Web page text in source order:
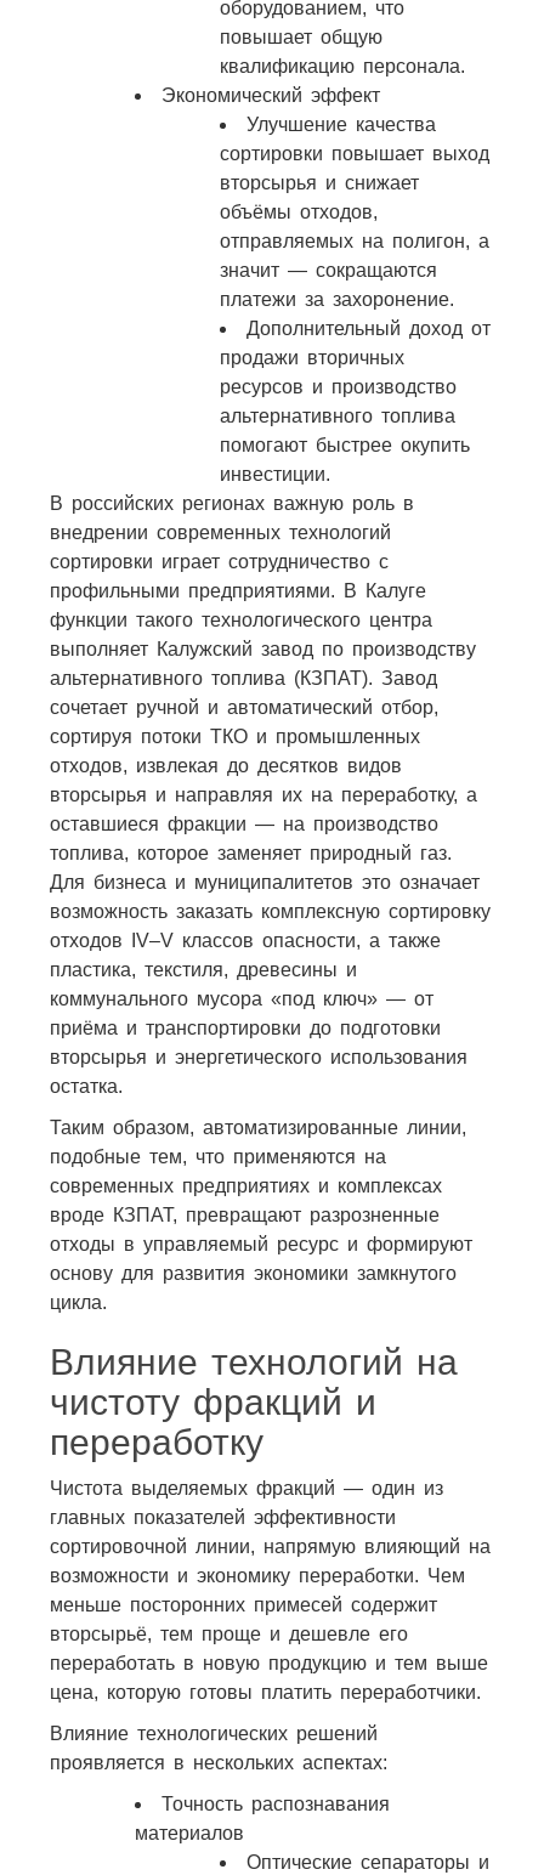
оборудованием, что
повышает общую
квалификацию персонала.
Экономический эффект
Улучшение качества
сортировки повышает выход
вторсырья и снижает
объёмы отходов,
отправляемых на полигон, а
значит — сокращаются
платежи за захоронение.
Дополнительный доход от
продажи вторичных
ресурсов и производство
альтернативного топлива
помогают быстрее окупить
инвестиции.
В российских регионах важную роль в
внедрении современных технологий
сортировки играет сотрудничество с
профильными предприятиями. В Калуге
функции такого технологического центра
выполняет Калужский завод по производству
альтернативного топлива (КЗПАТ). Завод
сочетает ручной и автоматический отбор,
сортируя потоки ТКО и промышленных
отходов, извлекая до десятков видов
вторсырья и направляя их на переработку, а
оставшиеся фракции — на производство
топлива, которое заменяет природный газ.
Для бизнеса и муниципалитетов это означает
возможность заказать комплексную сортировку
отходов IV–V классов опасности, а также
пластика, текстиля, древесины и
коммунального мусора «под ключ» — от
приёма и транспортировки до подготовки
вторсырья и энергетического использования
остатка.
Таким образом, автоматизированные линии,
подобные тем, что применяются на
современных предприятиях и комплексах
вроде КЗПАТ, превращают разрозненные
отходы в управляемый ресурс и формируют
основу для развития экономики замкнутого
цикла.
Влияние технологий на
чистоту фракций и
переработку
Чистота выделяемых фракций — один из
главных показателей эффективности
сортировочной линии, напрямую влияющий на
возможности и экономику переработки. Чем
меньше посторонних примесей содержит
вторсырьё, тем проще и дешевле его
переработать в новую продукцию и тем выше
цена, которую готовы платить переработчики.
Влияние технологических решений
проявляется в нескольких аспектах:
Точность распознавания
материалов
Оптические сепараторы и